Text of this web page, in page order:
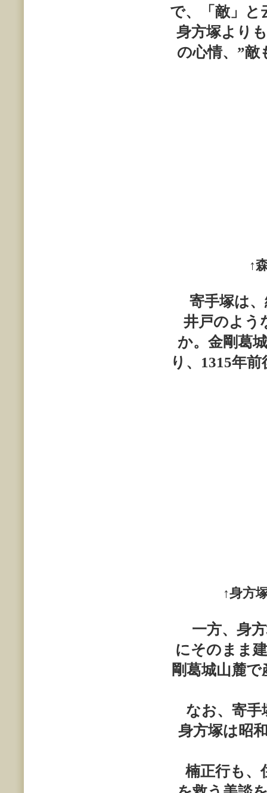
で、「敵」と
身方塚より
の心情、”敵
↑
寄手塚は
井戸のよう
か。金剛葛
り、 1315年前
↑身方
一方、身
にそのまま
剛葛城山麓
なお、寄手
身方塚は昭
楠正行も、